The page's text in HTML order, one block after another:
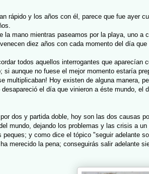
rápido y los años con él, parece que fue ayer
la mano mientras paseamos por la playa, uno a
diez años con cada momento del día
todos aquellos interrogantes que
si aunque no fuese el mejor momento estaría
multiplicaban! Hoy existen de alguna manera,
el día que vinieron a éste mundo, el
dos y partida doble, hoy son las dos causas
mundo, dejando los problemas y las crisis a
peques; y como dice el tópico "seguir adelante
merecido la pena; conseguirás salir adelante